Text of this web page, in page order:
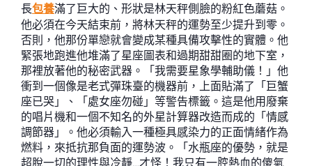
長包養滿了巨大的、形狀是林天秤側臉的粉紅色蘑菇。
他必須在今天結束前，將林天秤的運勢至少提升到零。
否則，他那份單戀就會變成某種具備攻擊性的實體。他
緊張地跑進他堆滿了星座圖表和過期甜甜圈的地下室，
那裡放著他的秘密武器。「我需要星象學輔助儀！」他
衝到一個像是老式彈珠臺的機器前，上面貼滿了「巨蟹
座已哭」、「處女座勿碰」等警告標籤。這是他用廢棄
的唱片機和一個不知名的外星計算器改造而成的「情感
調節器」。他必須輸入一種極具感染力的正面情緒作為
燃料，來抵抗那負面的運勢波。「水瓶座的優勢，就是
超脫一切的理性與冷靜…才怪！我只有一腔熱血的傻氣